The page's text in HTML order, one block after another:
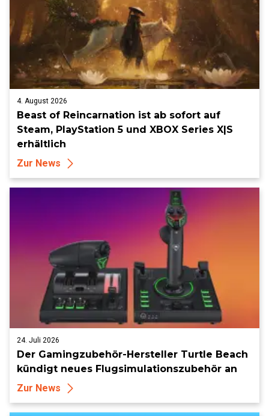
4. August 2026
Beast of Reincarnation ist ab sofort auf
Steam, PlayStation 5 und XBOX Series X|S
erhältlich
Zur News
24. Juli 2026
Der Gamingzubehör-Hersteller Turtle Beach
kündigt neues Flugsimulationszubehör an
Zur News